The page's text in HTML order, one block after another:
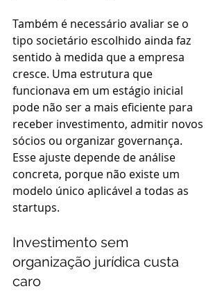
Também é necessário avaliar se o
tipo societário escolhido ainda faz
sentido à medida que a empresa
cresce. Uma estrutura que
funcionava em um estágio inicial
pode não ser a mais eficiente para
receber investimento, admitir novos
sócios ou organizar governança.
Esse ajuste depende de análise
concreta, porque não existe um
modelo único aplicável a todas as
startups.
Investimento sem
organização jurídica custa
caro